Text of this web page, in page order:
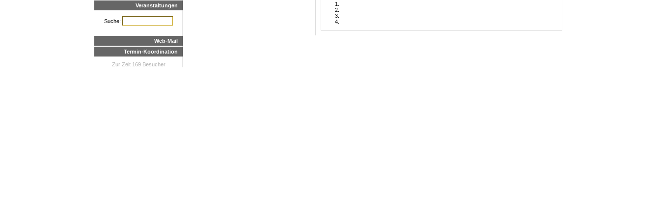
Veranstaltungen
Suche:
Web-Mail
Termin-Koordination
Zur Zeit 169 Besucher